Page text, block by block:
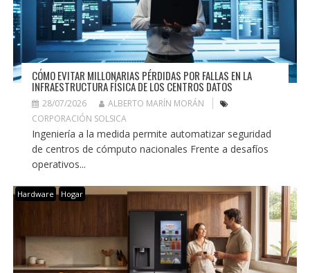
CÓMO EVITAR MILLONARIAS PÉRDIDAS POR FALLAS EN LA
INFRAESTRUCTURA FÍSICA DE LOS CENTROS DATOS
28/07/2026
ALBERTO MARÍN MORÁN
CORPORACIÓN SOLSICA
Ingeniería a la medida permite automatizar seguridad
de centros de cómputo nacionales Frente a desafíos
operativos...
Hardware Hogar